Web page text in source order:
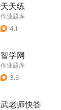
天天练
作业题库
4.1
智学网
作业题库
3.6
武老师快答